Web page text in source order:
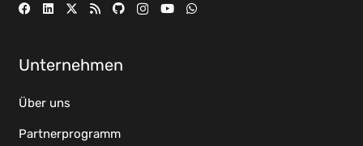
Unternehmen
Über uns
Partnerprogramm